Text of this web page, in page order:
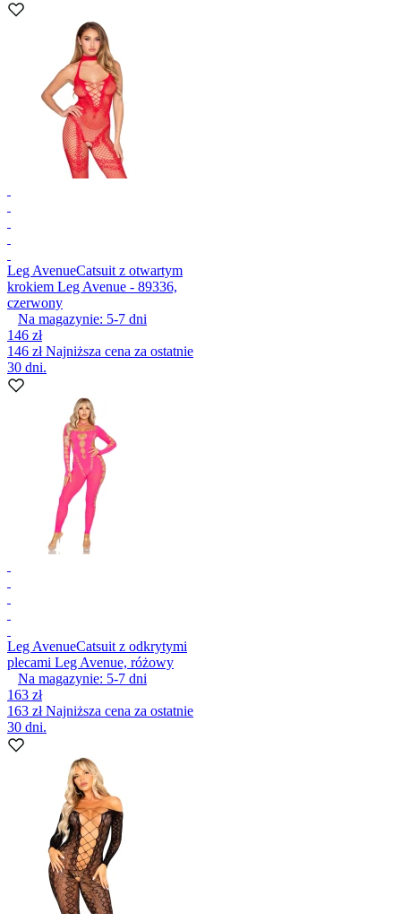
Leg AvenueCatsuit z otwartym
krokiem Leg Avenue - 89336,
czerwony
Na magazynie: 5-7 dni
146 zł
146 złNajniższa cena za ostatnie
30 dni.
Leg AvenueCatsuit z odkrytymi
plecami Leg Avenue, różowy
Na magazynie: 5-7 dni
163 zł
163 złNajniższa cena za ostatnie
30 dni.